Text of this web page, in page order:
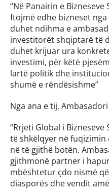
“Në Panairin e
ftojmë edhe bizneset
duhet ndihma e
investitorët shqiptarë të
duhet krijuar ura
investimi, për këtë
lartë politik dhe
shumë e rëndësishme”
Nga ana e tij,
“Rrjeti Global i
të shkëlqyer në
në të gjithë botën.
gjithmonë partner i
mbështetur çdo nismë
diasporës dhe vendit